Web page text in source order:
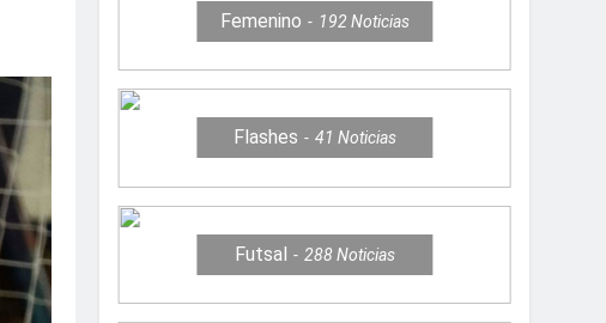
Femenino 192 Noticias
Flashes 41 Noticias
Futsal 288 Noticias